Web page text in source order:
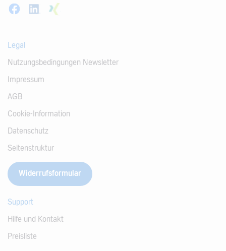
Legal
Nutzungsbedingungen Newsletter
Impressum
AGB
Cookie-Information
Datenschutz
Seitenstruktur
Widerrufsformular
Support
Hilfe und Kontakt
Preisliste